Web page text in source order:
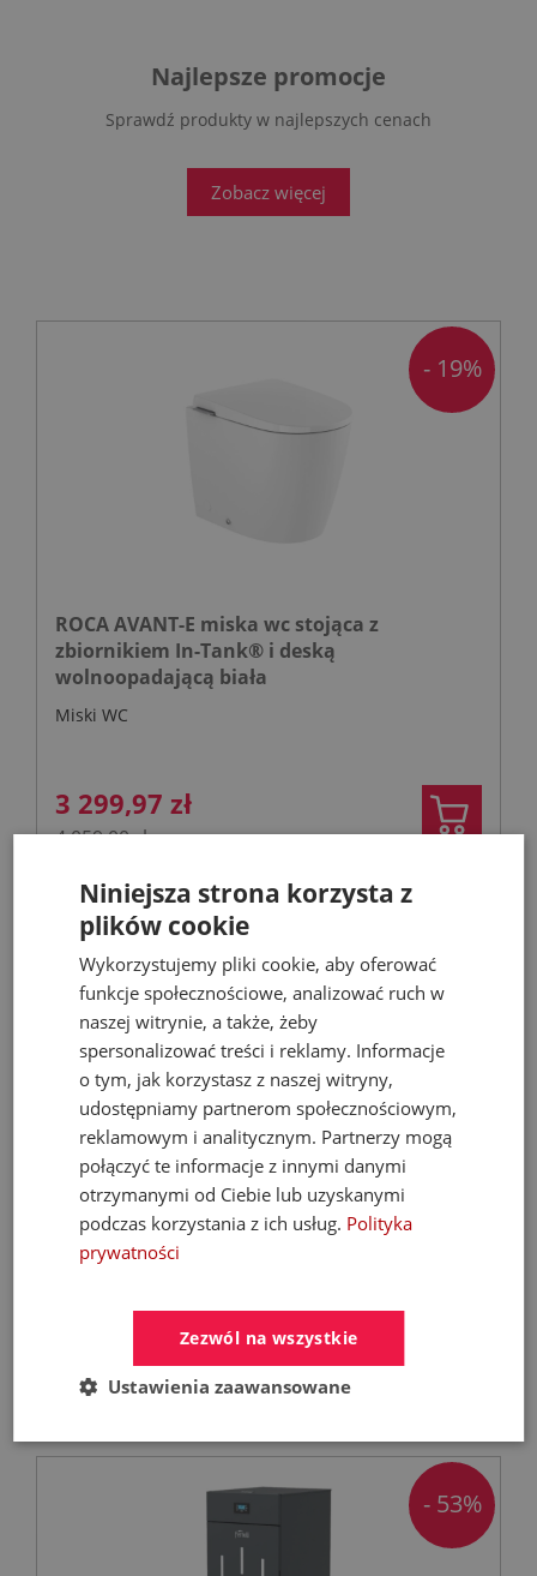
Najlepsze promocje
Sprawdź produkty w najlepszych cenach
Zobacz więcej
ROCA AVANT-E miska wc stojąca z
zbiornikiem In-Tank® i deską
wolnoopadającą biała
Miski WC
3 299,97 zł
4 059,00 zł
- 19%
KFA MOZA 316L bateria umywalkowa
podtynkowa stal nierdzewna
567,40 zł
- 53%
Niniejsza strona korzysta z
plików cookie
Wykorzystujemy pliki cookie, aby oferować
funkcje społecznościowe, analizować ruch w
naszej witrynie, a także, żeby
spersonalizować treści i reklamy. Informacje
o tym, jak korzystasz z naszej witryny,
udostępniamy partnerom społecznościowym,
reklamowym i analitycznym. Partnerzy mogą
połączyć te informacje z innymi danymi
otrzymanymi od Ciebie lub uzyskanymi
podczas korzystania z ich usług. Polityka
prywatności
Zezwól na wszystkie
Ustawienia zaawansowane